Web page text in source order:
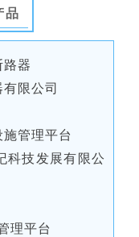
品
器
限公司
管理平台
科技发展有限公
理平台